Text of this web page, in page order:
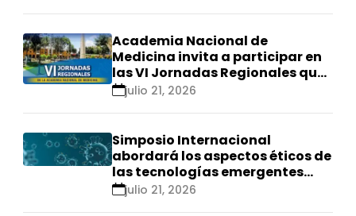
Academia Nacional de
Medicina invita a participar en
las VI Jornadas Regionales que
se realizarán en Ica
julio 21, 2026
Simposio Internacional
abordará los aspectos éticos de
las tecnologías emergentes
para el control de
julio 21, 2026